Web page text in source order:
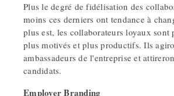
Plus le degré de fidélisation des
moins ces derniers ont tendance à
plus est, les collaborateurs loyaux sont
plus motivés et plus productifs. Ils
ambassadeurs de l'entreprise et
candidats.
Employer Branding